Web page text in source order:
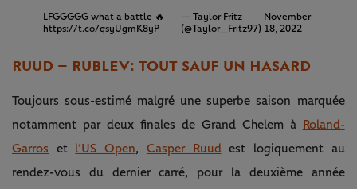
LFGGGGG what a battle 🔥
https://t.co/qsyUgmK8yP
— Taylor Fritz
(@Taylor_Fritz97)
November
18, 2022
RUUD – RUBLEV : TOUT SAUF UN HASARD
Toujours sous-estimé malgré une superbe saison marquée
notamment par deux finales de Grand Chelem à
Roland-
Garros et l’US Open, Casper Ruudest logiquement au
rendez-vous du dernier carré, pour la deuxième année